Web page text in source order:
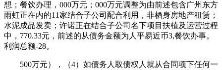
想；餐饮办理，000万元；000万元调整为由前述包含广州东方
雨虹正在内的11家结合子公司配合利用，非栖身房地产租赁；
水泥成品发卖；许诺正在结合子公司名下项目扶植及运营过程
中，770.33元，前述的从债务金额为人平易近币3,餐饮办事。
利润总额-28。
500万元），（4）如债务人取债权人就从合同项下任何一